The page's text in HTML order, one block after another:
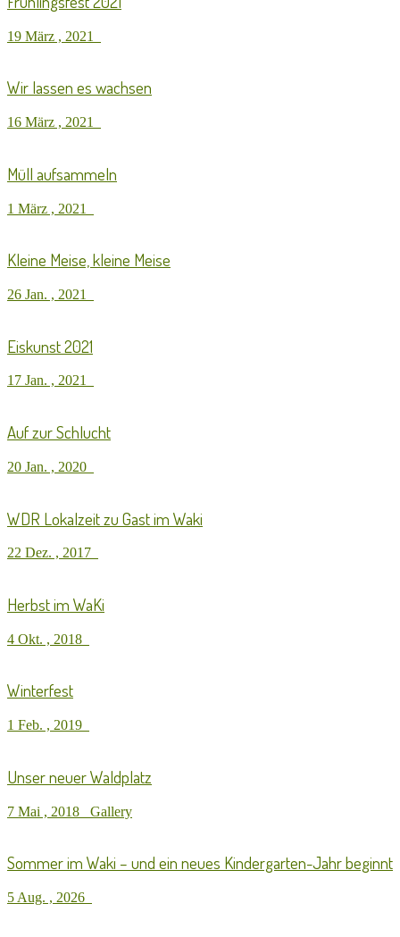
19 März , 2021
Wir lassen es wachsen
16 März , 2021
Müll aufsammeln
1 März , 2021
Kleine Meise, kleine Meise
26 Jan. , 2021
Eiskunst 2021
17 Jan. , 2021
Auf zur Schlucht
20 Jan. , 2020
WDR Lokalzeit zu Gast im Waki
22 Dez. , 2017
Herbst im WaKi
4 Okt. , 2018
Winterfest
1 Feb. , 2019
Unser neuer Waldplatz
7 Mai , 2018 Gallery
Sommer im Waki – und ein neues Kindergarten-Jahr beginnt
5 Aug. , 2026